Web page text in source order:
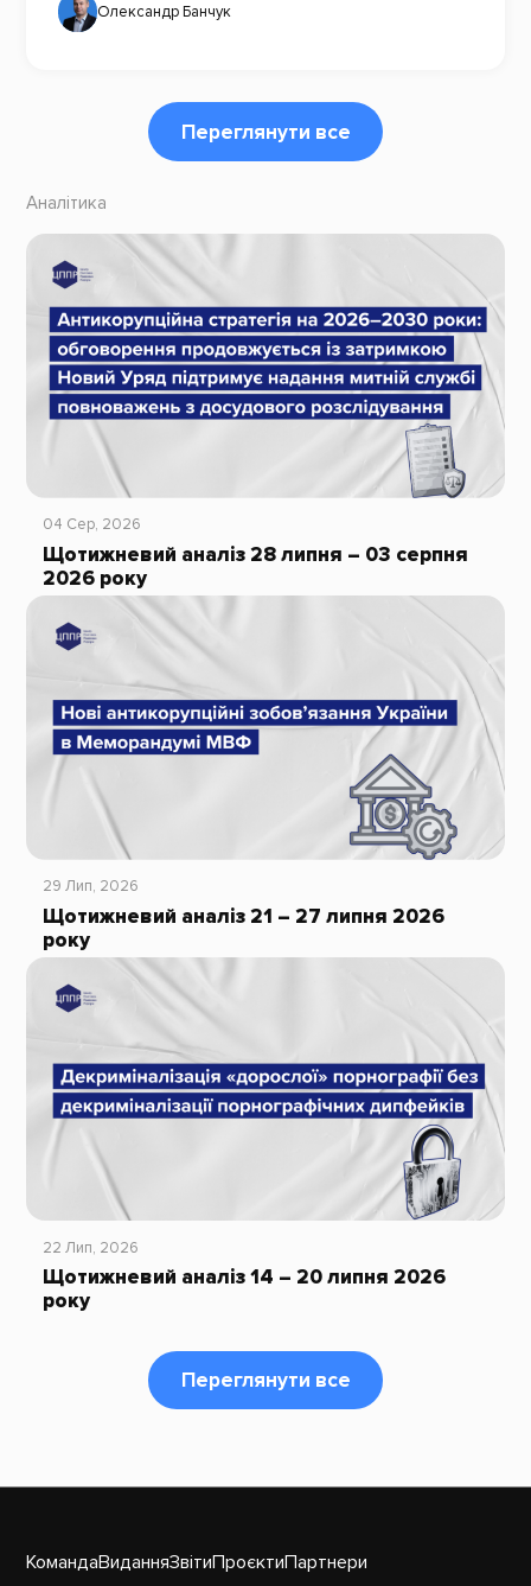
Олександр Банчук
Переглянути все
Аналітика
04 Сер, 2026
Щотижневий аналіз 28 липня – 03 серпня
2026 року
29 Лип, 2026
Щотижневий аналіз 21 – 27 липня 2026
року
22 Лип, 2026
Щотижневий аналіз 14 – 20 липня 2026
року
Переглянути все
КомандаВиданняЗвітиПроєктиПартнери